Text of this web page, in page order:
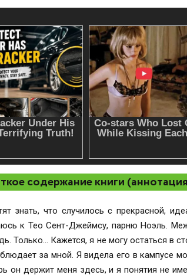
содержание книги
знать, что случилось с прекрасной,
к Тео Сент-Джеймсу, парню Ноэль.
Только… Кажется, я не могу остаться в
за мной. Я видела его в кампусе
он держит меня здесь, и я понятия не